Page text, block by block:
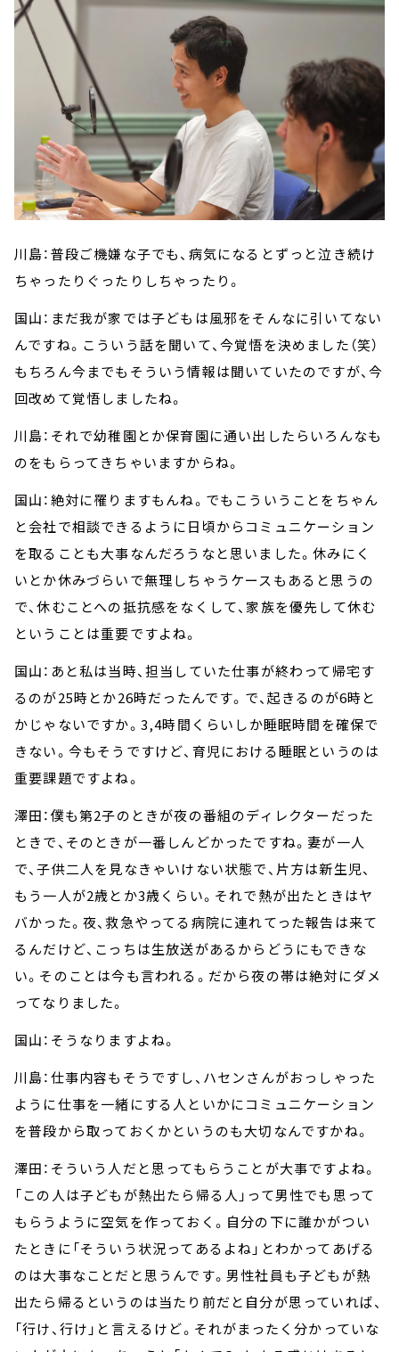
川島：普段ご機嫌な子でも、病気になるとずっと泣き続け
ちゃったりぐったりしちゃったり。
国山：まだ我が家では子どもは風邪をそんなに引いてない
んですね。こういう話を聞いて、今覚悟を決めました（笑）
もちろん今までもそういう情報は聞いていたのですが、今
回改めて覚悟しましたね。
川島：それで幼稚園とか保育園に通い出したらいろんなも
のをもらってきちゃいますからね。
国山：絶対に罹りますもんね。でもこういうことをちゃん
と会社で相談できるように日頃からコミュニケーション
を取ることも大事なんだろうなと思いました。休みにく
いとか休みづらいで無理しちゃうケースもあると思うの
で、休むことへの抵抗感をなくして、家族を優先して休む
ということは重要ですよね。
国山：あと私は当時、担当していた仕事が終わって帰宅す
るのが25時とか26時だったんです。で、起きるのが6時と
かじゃないですか。3,4時間くらいしか睡眠時間を確保で
きない。今もそうですけど、育児における睡眠というのは
重要課題ですよね。
澤田：僕も第2子のときが夜の番組のディレクターだった
ときで、そのときが一番しんどかったですね。妻が一人
で、子供二人を見なきゃいけない状態で、片方は新生児、
もう一人が2歳とか3歳くらい。それで熱が出たときはヤ
バかった。夜、救急やってる病院に連れてった報告は来て
るんだけど、こっちは生放送があるからどうにもできな
い。そのことは今も言われる。だから夜の帯は絶対にダメ
ってなりました。
国山：そうなりますよね。
川島：仕事内容もそうですし、ハセンさんがおっしゃった
ように仕事を一緒にする人といかにコミュニケーション
を普段から取っておくかというのも大切なんですかね。
澤田：そういう人だと思ってもらうことが大事ですよね。
「この人は子どもが熱出たら帰る人」って男性でも思って
もらうように空気を作っておく。自分の下に誰かがつい
たときに「そういう状況ってあるよね」とわかってあげる
のは大事なことだと思うんです。男性社員も子どもが熱
出たら帰るというのは当たり前だと自分が思っていれば、
「行け、行け」と言えるけど。それがまったく分かっていな